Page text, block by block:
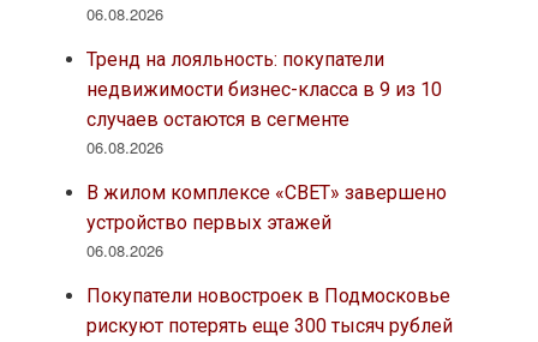
06.08.2026
Тренд на лояльность: покупатели
недвижимости бизнес-класса в 9 из 10
случаев остаются в сегменте
06.08.2026
В жилом комплексе «СВЕТ» завершено
устройство первых этажей
06.08.2026
Покупатели новостроек в Подмосковье
рискуют потерять еще 300 тысяч рублей